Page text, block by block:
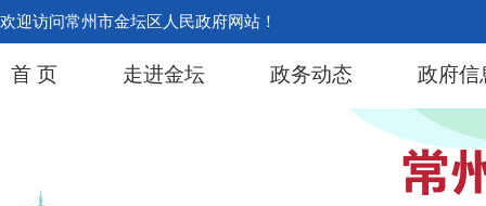
欢迎访问常州市金坛区人民政府网站！
首 页 走进金坛 政务动态 政府信